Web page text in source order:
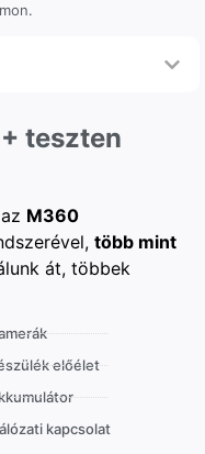
teszten
M360
több mint
át, többek
előélet
kapcsolat